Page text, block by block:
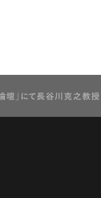
壇」にて長谷川克之教